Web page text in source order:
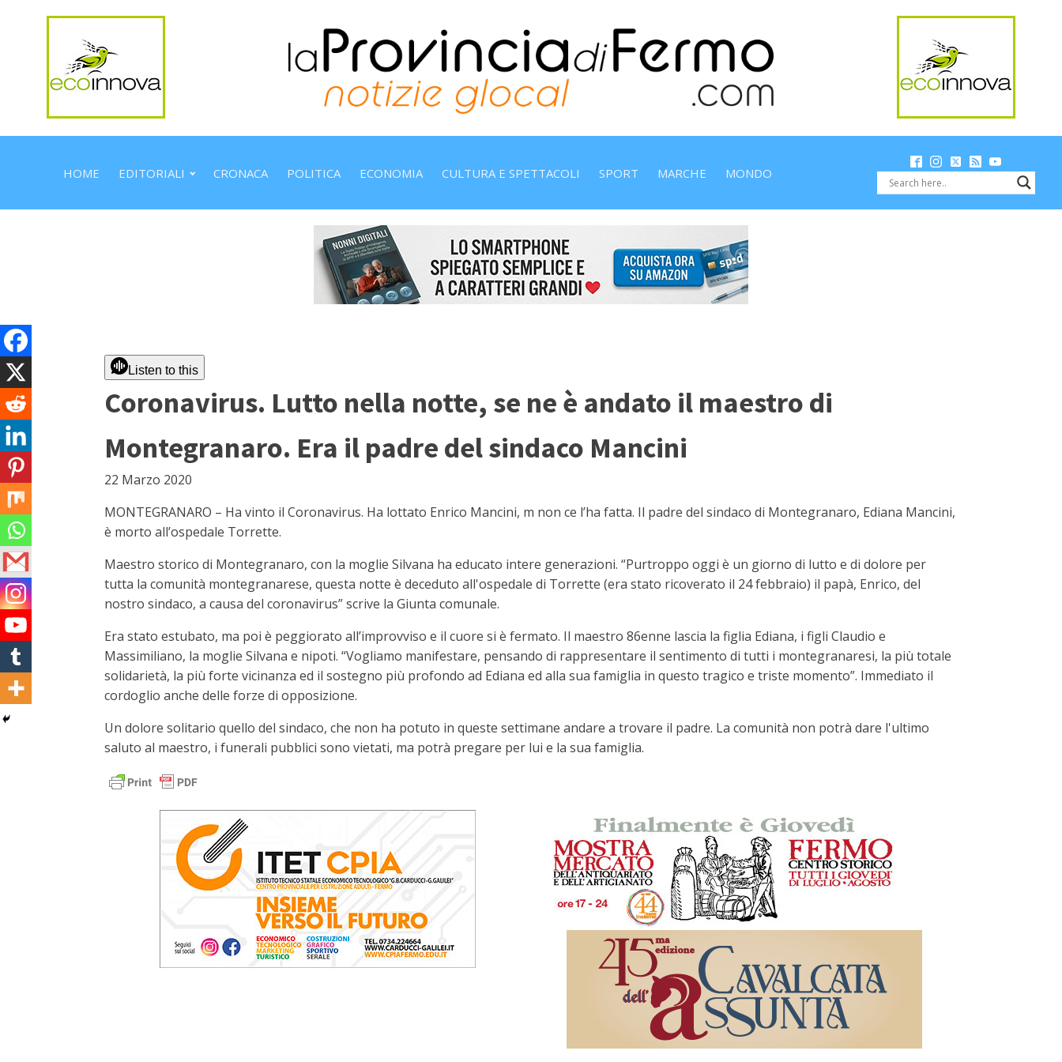
HOME EDITORIALI CRONACA POLITICA ECONOMIA CULTURA E SPETTACOLI SPORT MARCHE MONDO
Listen to this
Coronavirus. Lutto nella notte, se ne è andato il maestro di
Montegranaro. Era il padre del sindaco Mancini
22 Marzo 2020
MONTEGRANARO – Ha vinto il Coronavirus. Ha lottato Enrico Mancini, m non ce l’ha fatta. Il padre del sindaco di Montegranaro, Ediana Mancini,
è morto all’ospedale Torrette.
Maestro storico di Montegranaro, con la moglie Silvana ha educato intere generazioni. “Purtroppo oggi è un giorno di lutto e di dolore per
tutta la comunità montegranarese, questa notte è deceduto all'ospedale di Torrette (era stato ricoverato il 24 febbraio) il papà, Enrico, del
nostro sindaco, a causa del coronavirus” scrive la Giunta comunale.
Era stato estubato, ma poi è peggiorato all’improvviso e il cuore si è fermato. Il maestro 86enne lascia la figlia Ediana, i figli Claudio e
Massimiliano, la moglie Silvana e nipoti. “Vogliamo manifestare, pensando di rappresentare il sentimento di tutti i montegranaresi, la più totale
solidarietà, la più forte vicinanza ed il sostegno più profondo ad Ediana ed alla sua famiglia in questo tragico e triste momento”. Immediato il
cordoglio anche delle forze di opposizione.
Un dolore solitario quello del sindaco, che non ha potuto in queste settimane andare a trovare il padre. La comunità non potrà dare l'ultimo
saluto al maestro, i funerali pubblici sono vietati, ma potrà pregare per lui e la sua famiglia.